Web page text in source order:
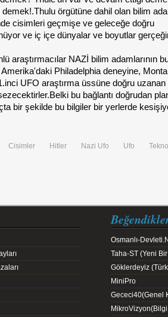
demek!.Thulu örgütüne dahil olan bilim
cisimleri geçmişe ve geleceğe doğru
ve iç içe dünyalar ve boyutlar
araştırmacılar NAZİ bilim adamlarının
Amerika'daki Philadelphia deneyine,
UFO araştırma üssüne doğru uzanan
bu bağlantı doğrudan
bir şekilde bu bilgiler bir yerlerde
Cisimler Hitler Nazi Ufo Ufo
Osmanlı-
Taha-ST (Yeni
Göklerdeyiz
MiniPro
Gececi40(Genel